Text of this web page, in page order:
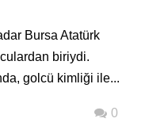
Bursa Atatürk
biriydi.
golcü kimliği ile...
0